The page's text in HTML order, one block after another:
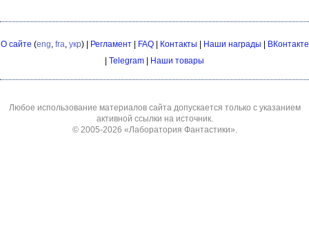
О сайте (eng fra укр) | Регламент| FAQ| Контакты | Наши награды | ВКонтакте
| Telegram | Наши товары
Любое использование материалов сайта допускается только с указанием
активной ссылки на источник.
© 2005-2026 «Лаборатория Фантастики»